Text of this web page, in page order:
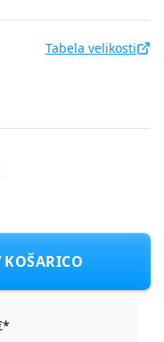
Tabela velikosti
F MODRA T 62
KOŠARICO